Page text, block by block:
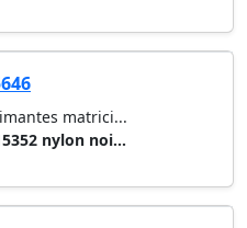
matrici...
nylon noi...